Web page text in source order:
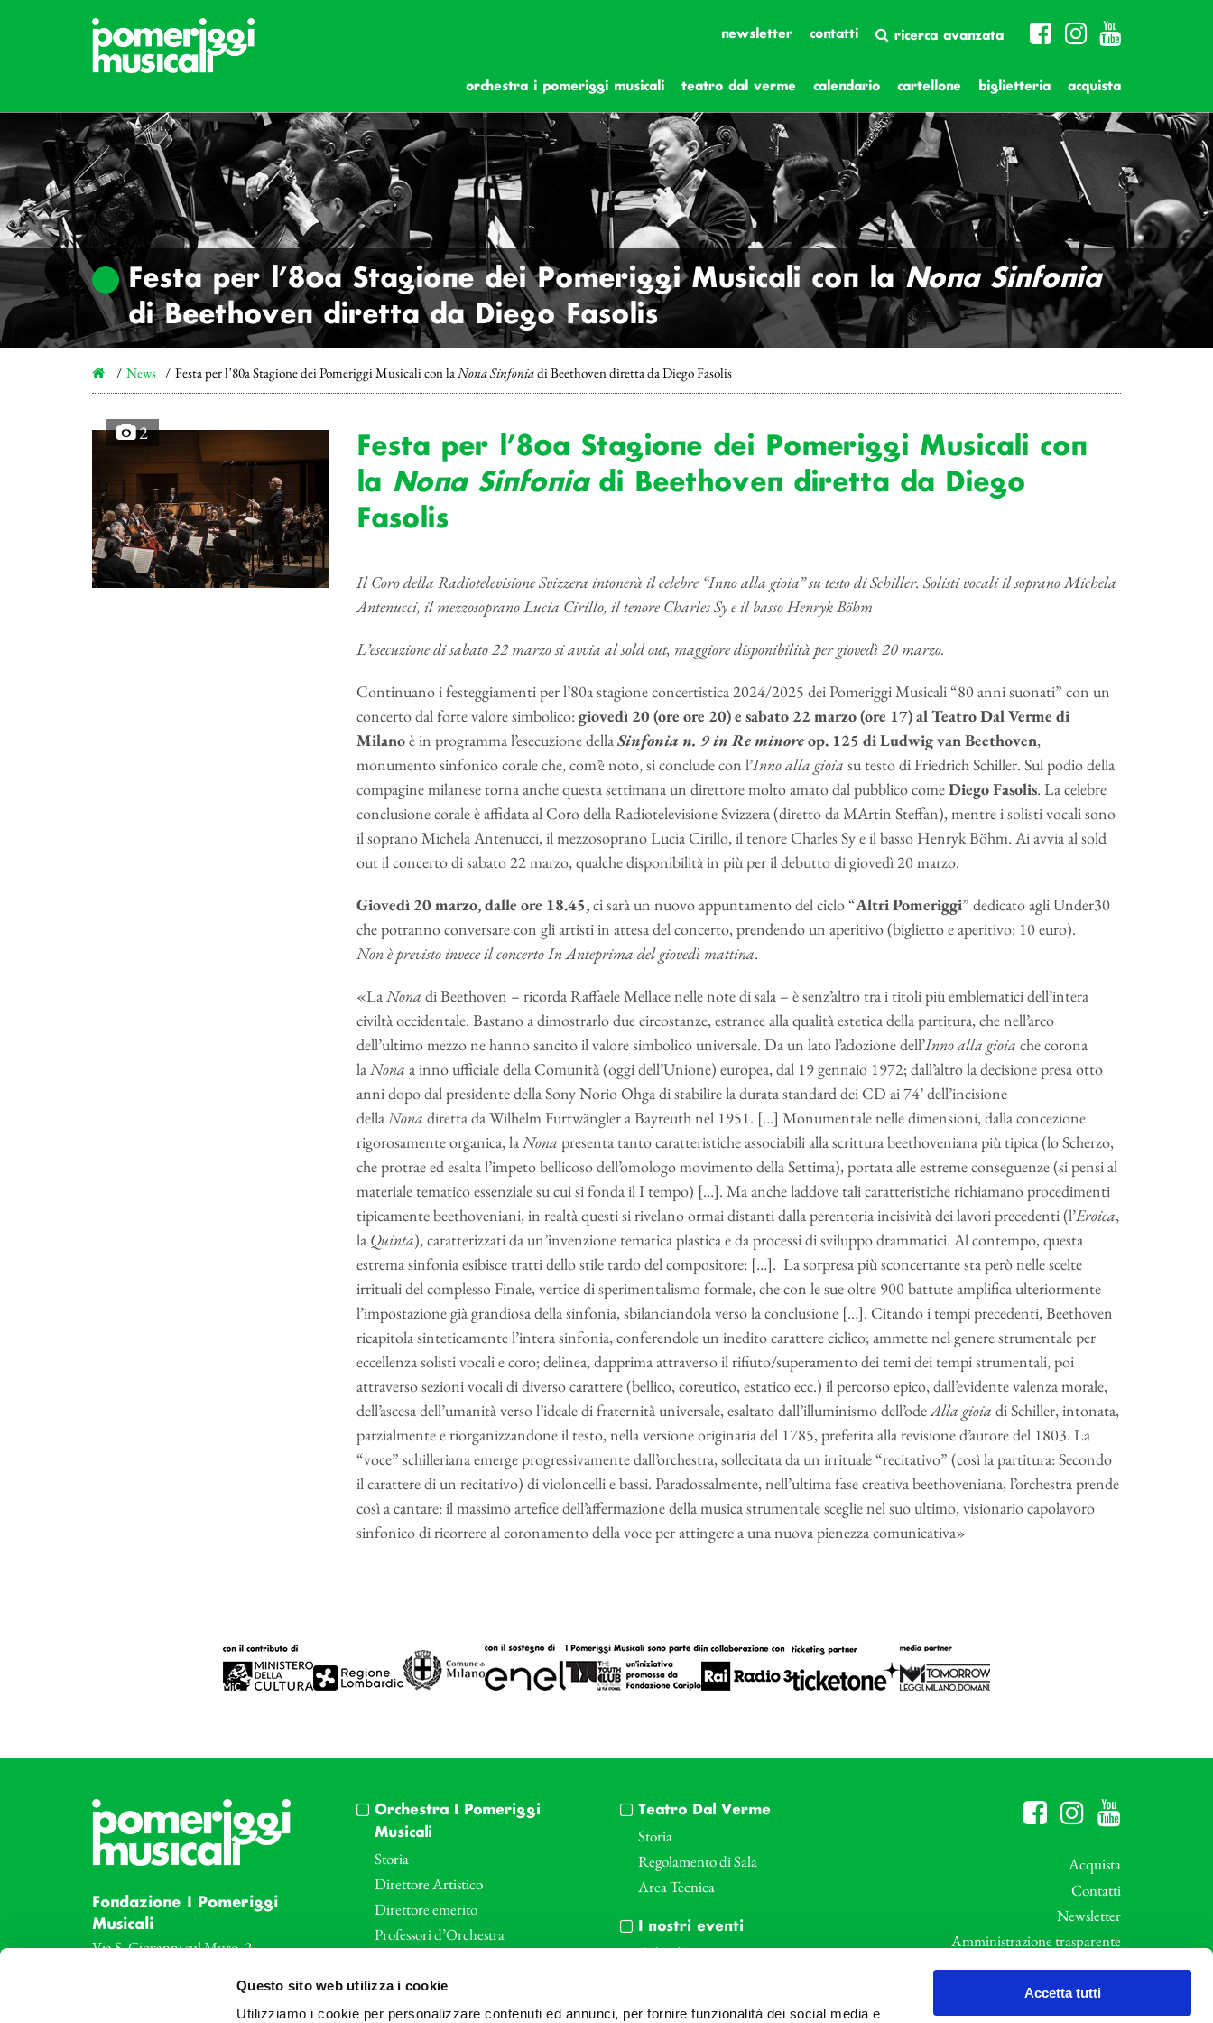
Questo sito web utilizza i cookie
Utilizziamo i cookie per personalizzare contenuti ed annunci, per fornire funzionalità dei social media e
Accetta tutti
newsletter contatti ricerca avanzata
orchestra i pomeriggi musicali teatro dal verme calendario cartellone biglietteria acquista
Festa per l’80a Stagione dei Pomeriggi Musicali con laNona Sinfonia
di Beethoven diretta da Diego Fasolis
News Festa per l’80a Stagione dei Pomeriggi Musicali con laNona Sinfoniadi Beethoven diretta da Diego Fasolis
2
Festa per l’80a Stagione dei Pomeriggi Musicali con
la Nona Sinfoniadi Beethoven diretta da Diego
Fasolis
Il Coro della Radiotelevisione Svizzera intonerà il celebre “Inno alla gioia” su testo di Schiller. Solisti vocali il soprano Michela
Antenucci, il mezzosoprano Lucia Cirillo, il tenore Charles Sy e il basso Henryk Böhm
L’esecuzione di sabato 22 marzo si avvia al sold out, maggiore disponibilità per giovedì 20 marzo.
Continuano i festeggiamenti per l’80a stagione concertistica 2024/2025 dei Pomeriggi Musicali “80 anni suonati” con un
concerto dal forte valore simbolico:giovedì 20 (ore ore 20) e sabato 22 marzo (ore 17)al Teatro Dal Verme di
Milanoè in programma l’esecuzione dellaSinfonia n. 9 in Re minoreop. 125 di Ludwig van Beethoven,
monumento sinfonico corale che, com’è noto, si conclude con l’Inno alla gioia su testo di Friedrich Schiller. Sul podio della
compagine milanese torna anche questa settimana un direttore molto amato dal pubblico comeDiego Fasolis. La celebre
conclusione corale è affidata al Coro della Radiotelevisione Svizzera (diretto da MArtin Steffan), mentre i solisti vocali sono
il soprano Michela Antenucci, il mezzosoprano Lucia Cirillo, il tenore Charles Sy e il basso Henryk Böhm. Ai avvia al sold
out il concerto di sabato 22 marzo, qualche disponibilità in più per il debutto di giovedì 20 marzo.
Giovedì 20 marzo, dalle ore 18.45,ci sarà un nuovo appuntamento del ciclo “Altri Pomeriggi” dedicato agli Under30
che potranno conversare con gli artisti in attesa del concerto, prendendo un aperitivo (biglietto e aperitivo: 10 euro).
Non è previsto invece il concerto In Anteprima del giovedì mattina.
«LaNona di Beethoven – ricorda Raffaele Mellace nelle note di sala – è senz’altro tra i titoli più emblematici dell’intera
civiltà occidentale. Bastano a dimostrarlo due circostanze, estranee alla qualità estetica della partitura, che nell’arco
dell’ultimo mezzo ne hanno sancito il valore simbolico universale. Da un lato l’adozione dell’Inno alla gioia che corona
laNona a inno ufficiale della Comunità (oggi dell’Unione) europea, dal 19 gennaio 1972; dall’altro la decisione presa otto
anni dopo dal presidente della Sony Norio Ohga di stabilire la durata standard dei CD ai 74’ dell’incisione
dellaNona diretta da Wilhelm Furtwängler a Bayreuth nel 1951. […] Monumentale nelle dimensioni, dalla concezione
rigorosamente organica, laNona presenta tanto caratteristiche associabili alla scrittura beethoveniana più tipica (lo Scherzo,
che protrae ed esalta l’impeto bellicoso dell’omologo movimento della Settima), portata alle estreme conseguenze (si pensi al
materiale tematico essenziale su cui si fonda il I tempo) […]. Ma anche laddove tali caratteristiche richiamano procedimenti
tipicamente beethoveniani, in realtà questi si rivelano ormai distanti dalla perentoria incisività dei lavori precedenti (l’Eroica,
la Quinta), caratterizzati da un’invenzione tematica plastica e da processi di sviluppo drammatici. Al contempo, questa
estrema sinfonia esibisce tratti dello stile tardo del compositore: […]. La sorpresa più sconcertante sta però nelle scelte
irrituali del complesso Finale, vertice di sperimentalismo formale, che con le sue oltre 900 battute amplifica ulteriormente
l’impostazione già grandiosa della sinfonia, sbilanciandola verso la conclusione […]. Citando i tempi precedenti, Beethoven
ricapitola sinteticamente l’intera sinfonia, conferendole un inedito carattere ciclico; ammette nel genere strumentale per
eccellenza solisti vocali e coro; delinea, dapprima attraverso il rifiuto/superamento dei temi dei tempi strumentali, poi
attraverso sezioni vocali di diverso carattere (bellico, coreutico, estatico ecc.) il percorso epico, dall’evidente valenza morale,
dell’ascesa dell’umanità verso l’ideale di fraternità universale, esaltato dall’illuminismo dell’odeAlla gioia di Schiller, intonata,
parzialmente e riorganizzandone il testo, nella versione originaria del 1785, preferita alla revisione d’autore del 1803. La
“voce” schilleriana emerge progressivamente dall’orchestra, sollecitata da un irrituale “recitativo” (così la partitura: Secondo
il carattere di un recitativo) di violoncelli e bassi. Paradossalmente, nell’ultima fase creativa beethoveniana, l’orchestra prende
così a cantare: il massimo artefice dell’affermazione della musica strumentale sceglie nel suo ultimo, visionario capolavoro
sinfonico di ricorrere al coronamento della voce per attingere a una nuova pienezza comunicativa»
Fondazione I Pomeriggi
Musicali
Via S. Giovanni sul Muro, 2
Orchestra I Pomeriggi
Musicali
Storia
Direttore Artistico
Direttore emerito
Professori d’Orchestra
Teatro Dal Verme
Storia
Regolamento di Sala
Area Tecnica
I nostri eventi
Calendario
Acquista
Contatti
Newsletter
Amministrazione trasparente
Whistleblowing
Privacy e Cookie Policy
Informative Privacy